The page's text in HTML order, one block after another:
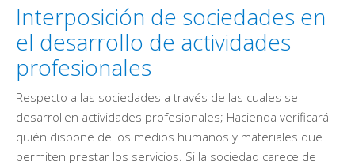
Interposición de sociedades en
el desarrollo de actividades
profesionales
Respecto a las sociedades a través de las cuales se
desarrollen actividades profesionales; Hacienda verificará
quién dispone de los medios humanos y materiales que
permiten prestar los servicios. Si la sociedad carece de